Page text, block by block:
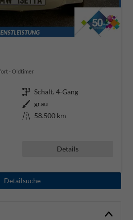
Oldtimer
Getriebe Schalt. 4-Gang
Außenfarbe grau
Kilometerstand 58.500 km
Details
Detailsuche